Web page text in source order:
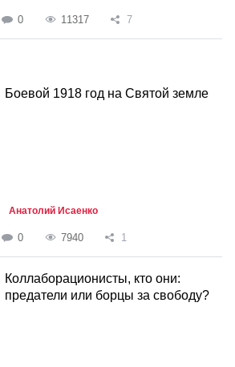
0 11317 7
Боевой 1918 год на Cвятой земле
Анатолий Исаенко
0 7940 1
Коллаборационисты, кто они:
предатели или борцы за свободу?